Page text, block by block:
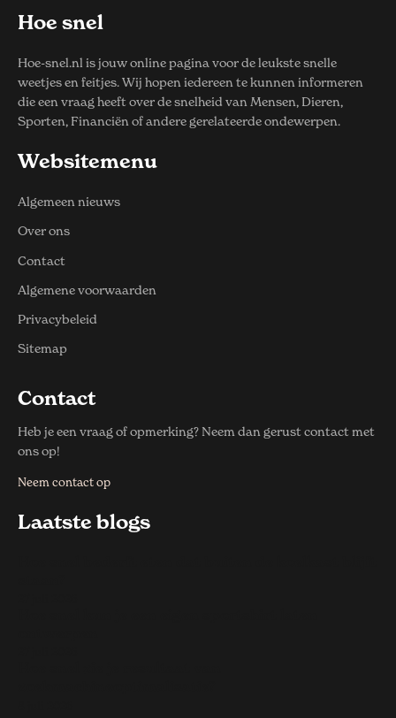
Hoe snel
Hoe-snel.nl is jouw online pagina voor de leukste snelle
weetjes en feitjes. Wij hopen iedereen te kunnen informeren
die een vraag heeft over de snelheid van Mensen, Dieren,
Sporten, Financiën of andere gerelateerde ondewerpen.
Websitemenu
Algemeen nieuws
Over ons
Contact
Algemene voorwaarden
Privacybeleid
Sitemap
Contact
Heb je een vraag of opmerking? Neem dan gerust contact met
ons op!
Neem contact op
Laatste blogs